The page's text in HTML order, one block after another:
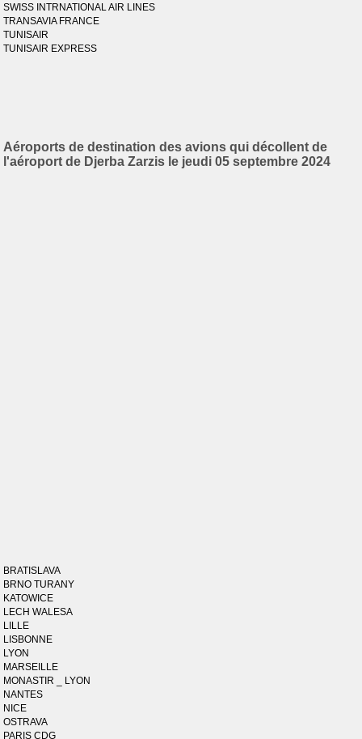
SWISS INTRNATIONAL AIR LINES
TRANSAVIA FRANCE
TUNISAIR
TUNISAIR EXPRESS
Aéroports de destination des avions qui décollent de
l'aéroport de Djerba Zarzis le jeudi 05 septembre 2024
BRATISLAVA
BRNO TURANY
KATOWICE
LECH WALESA
LILLE
LISBONNE
LYON
MARSEILLE
MONASTIR _ LYON
NANTES
NICE
OSTRAVA
PARIS CDG